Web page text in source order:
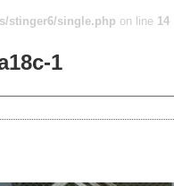
stinger6/single.php on line 14
1